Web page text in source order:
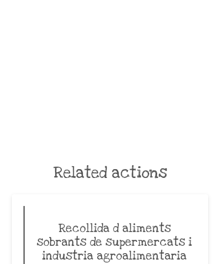
Related actions
Recollida d aliments
sobrants de supermercats i
industria agroalimentaria